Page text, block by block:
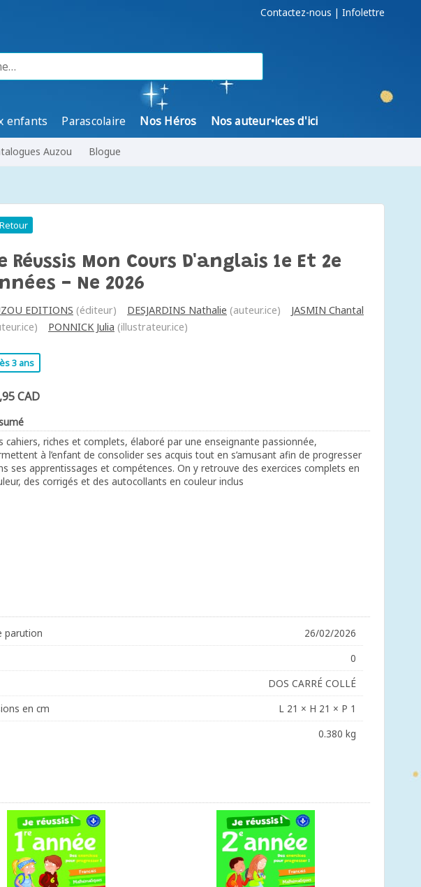
Contactez-nous | Infolettre
enfants Parascolaire Nos Héros Nos auteur•ices d'ici
Auzou Blogue
Réussis Mon Cours D'anglais 1e Et 2e
- Ne 2026
EDITIONS (éditeur) DESJARDINS Nathalie (auteur.ice)
JASMIN Chantal
PONNICK Julia (illustrateur.ice)
3 ans
CAD
cahiers, riches et complets, élaboré par une enseignante passionnée,
à l’enfant de consolider ses acquis tout en s’amusant afin de progresser
ses apprentissages et compétences. On y retrouve des exercices complets en
des corrigés et des autocollants en couleur inclus
parution
26/02/2026
0
DOS CARRÉ COLLÉ
en cm
L 21 × H 21 × P 1
0.380 kg